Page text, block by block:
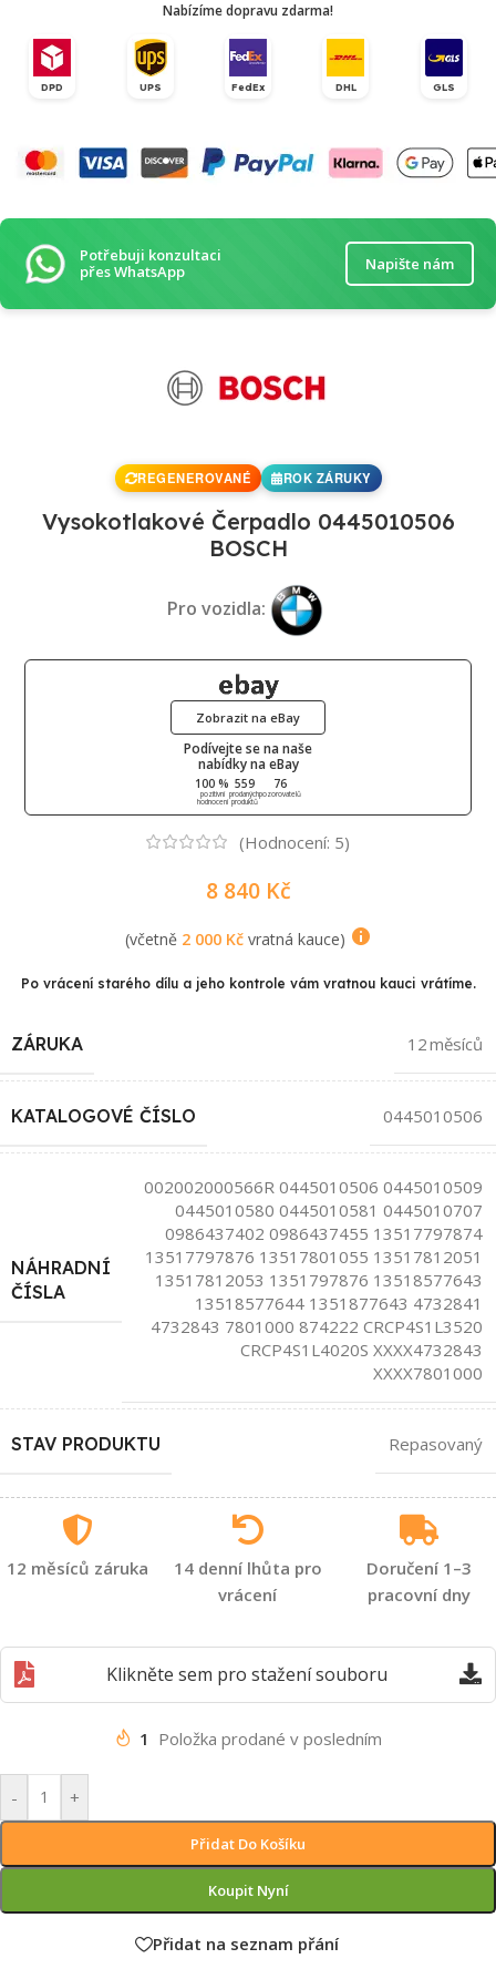
Nabízíme dopravu zdarma!
DPD UPS FedEx DHL GLS
Potřebuji konzultaci
přes WhatsApp
Napište nám
REGENEROVANÉ ROK ZÁRUKY
Vysokotlakové Čerpadlo 0445010506
BOSCH
Pro vozidla:
Podívejte se na naše
nabídky na eBay
100 %
pozitivní
hodnocení
559
prodaných
produktů
76
pozorovatelů
Zobrazit na eBay
(Hodnocení: 5)
8 840 Kč
(včetně 2 000 Kčvratná kauce)
Po vrácení starého dílu a jeho kontrole vám vratnou kauci vrátíme.
ZÁRUKA 12 měsíců
KATALOGOVÉ ČÍSLO 0445010506
NÁHRADNÍ
ČÍSLA
002002000566R 0445010506 0445010509
0445010580 0445010581 0445010707
0986437402 0986437455 13517797874
13517797876 13517801055 13517812051
13517812053 1351797876 13518577643
13518577644 1351877643 4732841
4732843 7801000 874222 CRCP4S1L3520
CRCP4S1L4020S XXXX4732843
XXXX7801000
STAV PRODUKTU Repasovaný
12 měsíců záruka
14 denní lhůta pro
vrácení
Doručení 1–3
pracovní dny
Klikněte sem pro stažení souboru
1 Položka prodané v posledním
- +
Přidat Do Košíku
Koupit Nyní
Přidat na seznam přání